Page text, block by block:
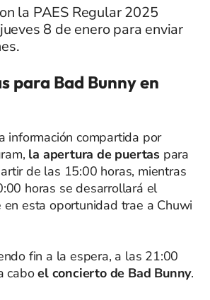
la PAES Regular 2025
8 de enero para enviar
para Bad Bunny en
información compartida por
la apertura de puertas para
de las 15:00 horas, mientras
horas se desarrollará el
en esta oportunidad trae a Chuwi
fin a la espera, a las 21:00
caboel concierto de Bad Bunny.